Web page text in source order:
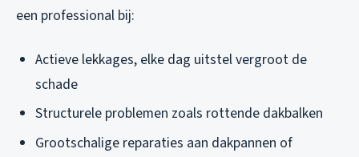
een professional bij:
Actieve lekkages, elke dag uitstel vergroot de
schade
Structurele problemen zoals rottende dakbalken
Grootschalige reparaties aan dakpannen of